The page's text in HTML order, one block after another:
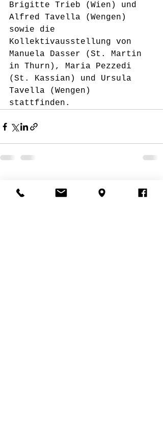
Brigitte Trieb (Wien) und
Alfred Tavella (Wengen)
sowie die
Kollektivausstellung von
Manuela Dasser (St. Martin
in Thurn), Maria Pezzedi
(St. Kassian) und Ursula
Tavella (Wengen)
stattfinden.
Aktuelle Beiträge